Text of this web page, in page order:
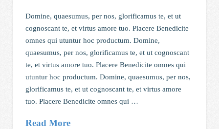
Domine, quaesumus, per nos, glorificamus te, et ut
cognoscant te, et virtus amore tuo. Placere Benedicite
omnes qui utuntur hoc productum. Domine,
quaesumus, per nos, glorificamus te, et ut cognoscant
te, et virtus amore tuo. Placere Benedicite omnes qui
utuntur hoc productum. Domine, quaesumus, per nos,
glorificamus te, et ut cognoscant te, et virtus amore
tuo. Placere Benedicite omnes qui …
Read More